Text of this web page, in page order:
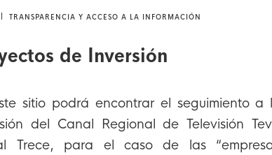
TRANSPARENCIA Y ACCESO A LA INFORMACIÓN
de Inversión
sitio podrá encontrar el seguimiento a
del Canal Regional de Televisión
Trece, para el caso de las